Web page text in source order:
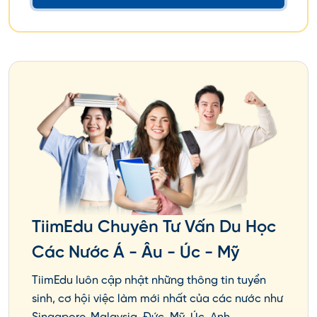
▷ Xem chi tiết hơn:
Du học Hàn Quốc bao lâu thì
được đi làm?
TiimEdu Chuyên Tư Vấn Du Học
Các Nước Á - Âu - Úc - Mỹ
TiimEdu luôn cập nhật những thông tin tuyển
sinh, cơ hội việc làm mới nhất của các nước như